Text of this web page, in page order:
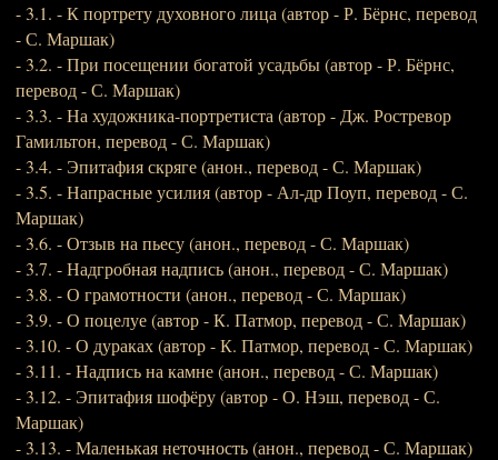
- 3.1. - К портрету духовного лица (автор - Р. Бёрнс, перевод
- С. Маршак)
- 3.2. - При посещении богатой усадьбы (автор - Р. Бёрнс,
перевод - С. Маршак)
- 3.3. - На художника-портретиста (автор - Дж. Ростревор
Гамильтон, перевод - С. Маршак)
- 3.4. - Эпитафия скряге (анон., перевод - С. Маршак)
- 3.5. - Напрасные усилия (автор - Ал-др Поуп, перевод - С.
Маршак)
- 3.6. - Отзыв на пьесу (анон., перевод - С. Маршак)
- 3.7. - Надгробная надпись (анон., перевод - С. Маршак)
- 3.8. - О грамотности (анон., перевод - С. Маршак)
- 3.9. - О поцелуе (автор - К. Патмор, перевод - С. Маршак)
- 3.10. - О дураках (автор - К. Патмор, перевод - С. Маршак)
- 3.11. - Надпись на камне (анон., перевод - С. Маршак)
- 3.12. - Эпитафия шофёру (автор - О. Нэш, перевод - С.
Маршак)
- 3.13. - Маленькая неточность (анон., перевод - С. Маршак)